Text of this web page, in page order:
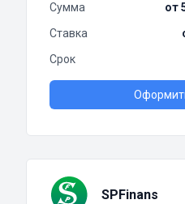
Сумма
от
Ставка
Срок
SPFinans